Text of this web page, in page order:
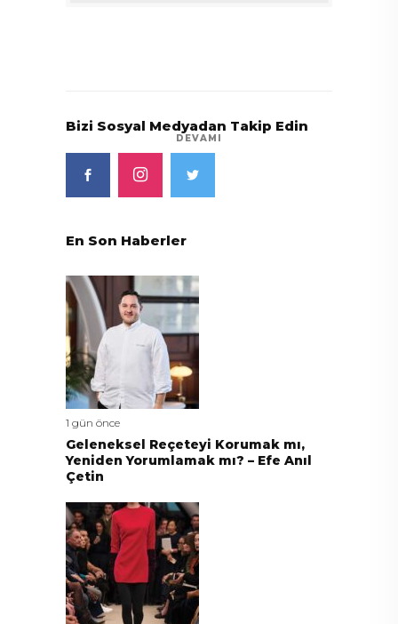
DEVAMI
Bizi Sosyal Medyadan Takip Edin
En Son Haberler
1 gün önce
Geleneksel Reçeteyi Korumak mı,
Yeniden Yorumlamak mı? – Efe Anıl
Çetin